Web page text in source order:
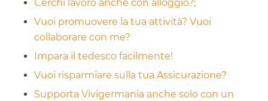
Cerchi lavoro anche con alloggio?;
Vuoi promuovere la tua attività? Vuoi
collaborare con me?
Impara il tedesco facilmente!
Vuoi risparmiare sulla tua Assicurazione?
Supporta Vivigermania anche solo con un